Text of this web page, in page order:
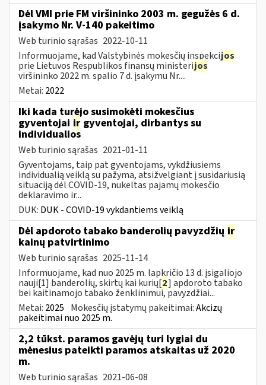
Dėl VMI prie FM viršininko 2003 m. gegužės 6 d.
įsakymo Nr. V-140 pakeitimo
Web turinio sąrašas 2022-10-11
Informuojame, kad Valstybinės mokesčių inspekcijos
prie Lietuvos Respublikos finansų ministerijos
viršininko 2022 m. spalio 7 d. įsakymu Nr....
Metai: 2022
Iki kada turėjo susimokėti mokesčius
gyventojai ir gyventojai, dirbantys su
individualios
Web turinio sąrašas 2021-01-11
Gyventojams, taip pat gyventojams, vykdžiusiems
individualią veiklą su pažyma, atsižvelgiant į susidariusią
situaciją dėl COVID-19, nukeltas pajamų mokesčio
deklaravimo ir...
DUK: DUK - COVID-19 vykdantiems veiklą
Dėl apdoroto tabako banderolių pavyzdžių ir
kainų patvirtinimo
Web turinio sąrašas 2025-11-14
Informuojame, kad nuo 2025 m. lapkričio 13 d. įsigaliojo
nauji[1] banderolių, skirtų kai kurių[2] apdoroto tabako
bei kaitinamojo tabako ženklinimui, pavyzdžiai...
Metai: 2025 Mokesčių įstatymų pakeitimai:Akcizų
pakeitimai nuo 2025 m.
2,2 tūkst. paramos gavėjų turi lygiai du
mėnesius pateikti paramos atskaitas už 2020
m.
Web turinio sąrašas 2021-06-08